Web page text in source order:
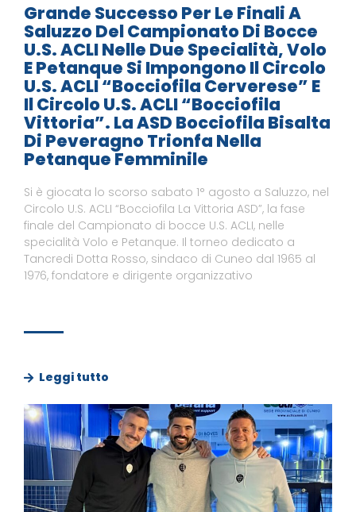
Grande Successo Per Le Finali A
Saluzzo Del Campionato Di Bocce
U.S. ACLI Nelle Due Specialità, Volo
E Petanque Si Impongono Il Circolo
U.S. ACLI “Bocciofila Cerverese” E
Il Circolo U.S. ACLI “Bocciofila
Vittoria”. La ASD Bocciofila Bisalta
Di Peveragno Trionfa Nella
Petanque Femminile
Si è giocata lo scorso sabato 1° agosto a Saluzzo, nel
Circolo U.S. ACLI “Bocciofila La Vittoria ASD”, la fase
finale del Campionato di bocce U.S. ACLI, nelle
specialità Volo e Petanque. Il torneo dedicato a
Tancredi Dotta Rosso, sindaco di Cuneo dal 1965 al
1976, fondatore e dirigente organizzativo
Leggi tutto